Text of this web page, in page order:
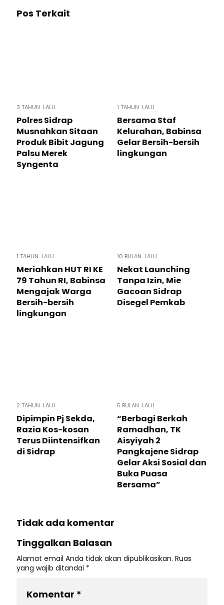
Pos Terkait
3 TAHUN LALU
Polres Sidrap
Musnahkan Sitaan
Produk Bibit Jagung
Palsu Merek
Syngenta
1 TAHUN LALU
Bersama Staf
Kelurahan, Babinsa
Gelar Bersih-bersih
lingkungan
1 TAHUN LALU
Meriahkan HUT RI KE
79 Tahun RI, Babinsa
Mengajak Warga
Bersih-bersih
lingkungan
10 BULAN LALU
Nekat Launching
Tanpa Izin, Mie
Gacoan Sidrap
Disegel Pemkab
2 TAHUN LALU
Dipimpin Pj Sekda,
Razia Kos-kosan
Terus Diintensifkan
di Sidrap
5 BULAN LALU
“Berbagi Berkah
Ramadhan, TK
Aisyiyah 2
Pangkajene Sidrap
Gelar Aksi Sosial dan
Buka Puasa
Bersama”
Tidak ada komentar
Tinggalkan Balasan
Alamat email Anda tidak akan dipublikasikan. Ruas
yang wajib ditandai *
Komentar *